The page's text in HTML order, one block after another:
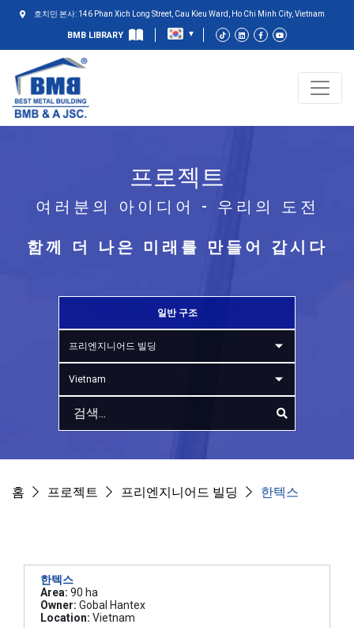
호치민 본사: 146 Phan Xich Long Street, Cau Kieu Ward, Ho Chi Minh City, Vietnam
BMB LIBRARY
프로젝트
여러분의 아이디어 - 우리의 도전
함께 더 나은 미래를 만들어 갑시다
일반 구조
프리엔지니어드 빌딩
Vietnam
홈 프로젝트 프리엔지니어드 빌딩 한텍스
한텍스
Area: 90 ha
Owner: Gobal Hantex
Location: Vietnam